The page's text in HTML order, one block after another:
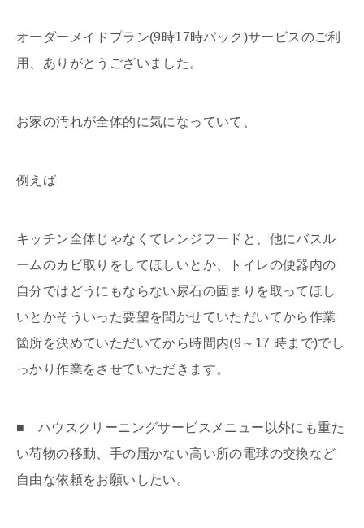
オーダーメイドプラン(9時17時パック)サービスのご利
用、ありがとうございました。
お家の汚れが全体的に気になっていて、
例えば
キッチン全体じゃなくてレンジフードと、他にバスル
ームのカビ取りをしてほしいとか、トイレの便器内の
自分ではどうにもならない尿石の固まりを取ってほし
いとかそういった要望を聞かせていただいてから作業
箇所を決めていただいてから時間内(9～17 時まで)でし
っかり作業をさせていただきます。
■ ハウスクリーニングサービスメニュー以外にも重た
い荷物の移動、手の届かない高い所の電球の交換など
自由な依頼をお願いしたい。